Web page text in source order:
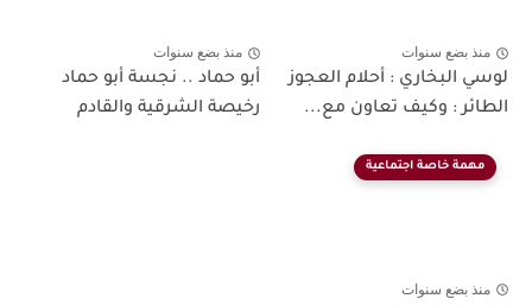
منذ بضع سنوات
لوسي البخاري : أحلام العجوز
الطائر : وكيف تعاون مع...
منذ بضع سنوات
أبو حماد .. نجسة أبو حماد
رخيصة الشرقية والقادم
مهمة خاصة اجتماعية
منذ بضع سنوات